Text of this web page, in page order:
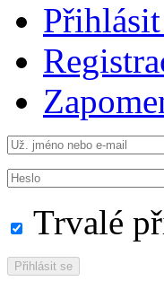
Přihlásit
Trvalé
Přihlásit se